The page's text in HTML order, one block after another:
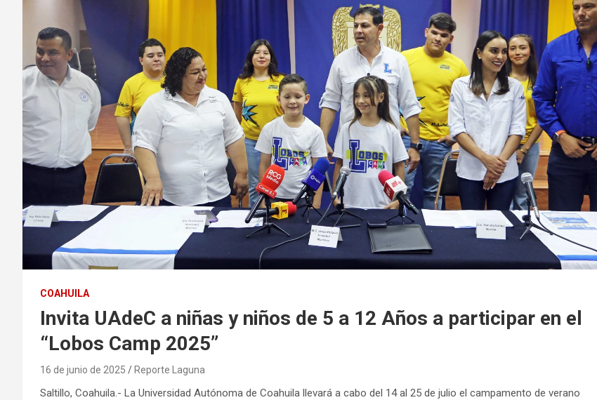
COAHUILA
Invita UAdeC a niñas y niños de 5 a 12 Años a participar en el
“Lobos Camp 2025”
16 de junio de 2025 Reporte Laguna
Saltillo, Coahuila.- La Universidad Autónoma de Coahuila llevará a cabo del 14 al 25 de julio el campamento de verano